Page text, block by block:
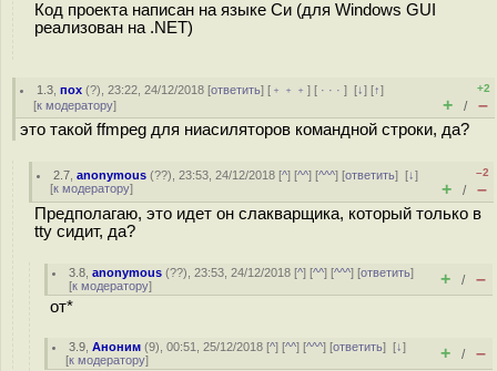
Код проекта написан на языке Си (для Windows GUI
реализован на .NET)
1.3 ,пох (?), 23:22, 24/12/2018 [ответить] [ ﹢﹢﹢] [ · · ·][↓] [↑]
[к модератору]
+2
+ / –
это такой ffmpeg для ниасиляторов командной строки, да?
2.7 ,anonymous (??), 23:53, 24/12/2018 [^] [^^] [^^^] [ответить][↓]
[к модератору]
–2
+ / –
Предполагаю, это идет он слакварщика, который только в
tty сидит, да?
3.8 ,anonymous (??), 23:53, 24/12/2018 [^] [^^] [^^^] [ответить]
[к модератору] + / –
от*
3.9 ,Аноним (9), 00:51, 25/12/2018 [^] [^^] [^^^] [ответить][↓]
[к модератору] + / –